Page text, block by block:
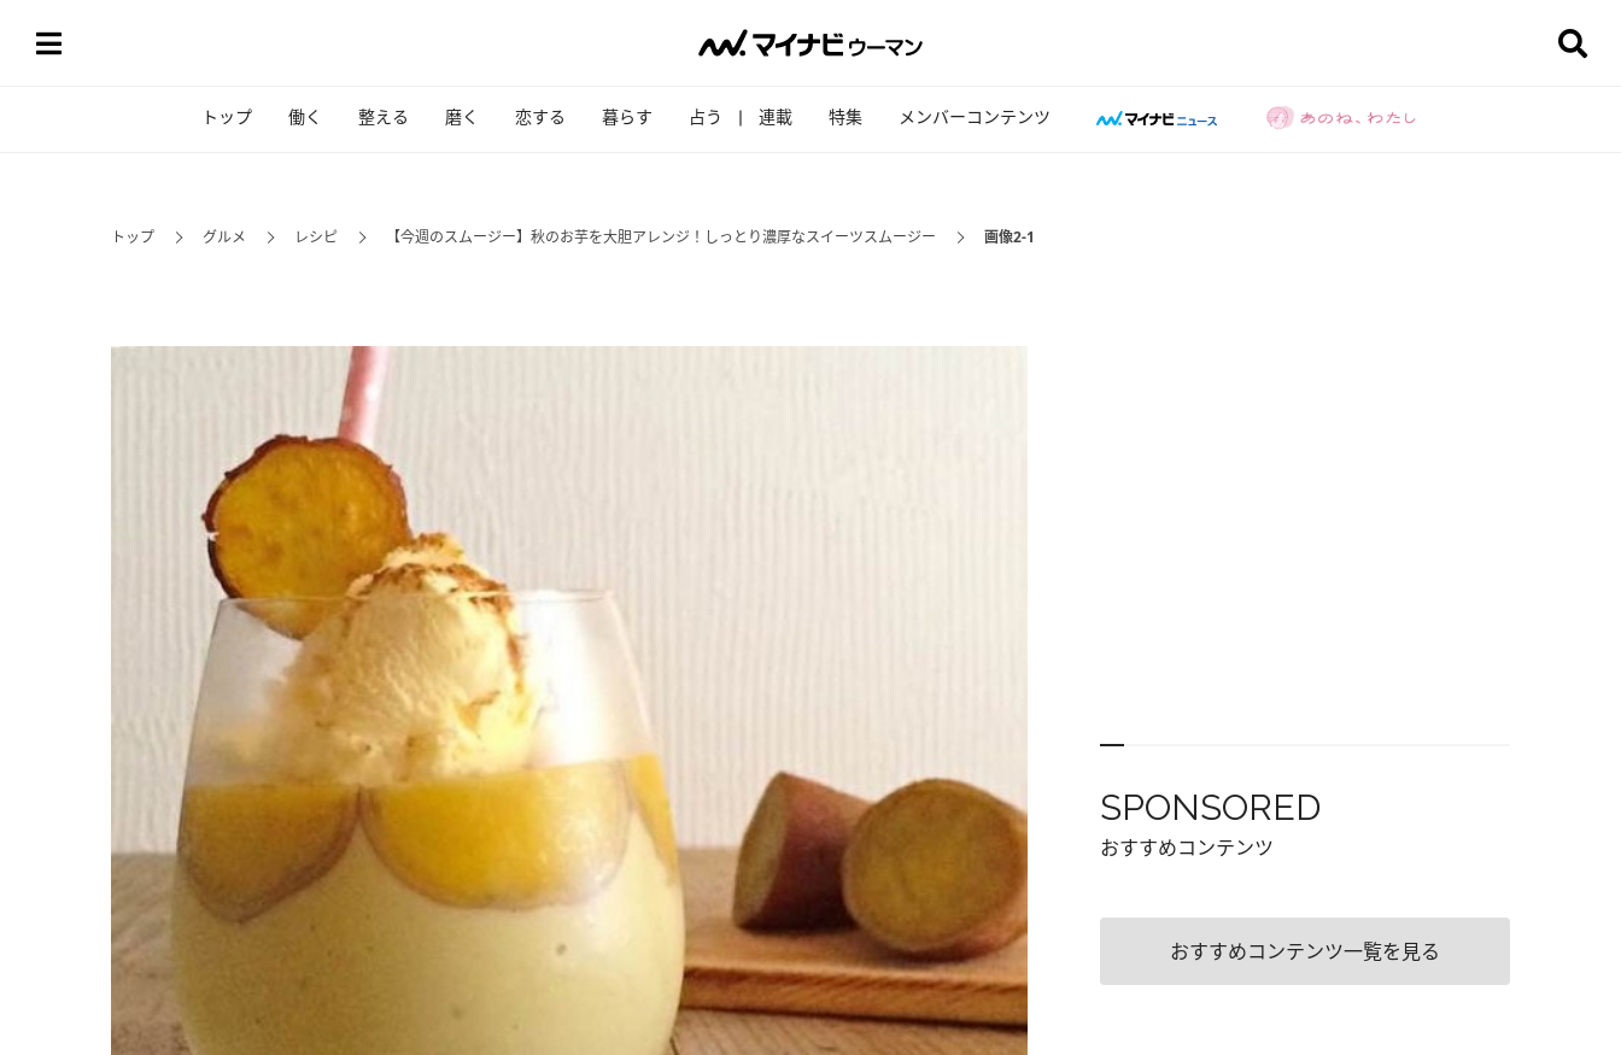
トップ 働く 整える 磨く 恋する 暮らす 占う 連載 特集 メンバーコンテンツ
トップ グルメ レシピ 【今週のスムージー】秋のお芋を大胆アレンジ！しっとり濃厚なスイーツスムージー 画像2-1
SPONSORED
おすすめコンテンツ
おすすめコンテンツ一覧を見る